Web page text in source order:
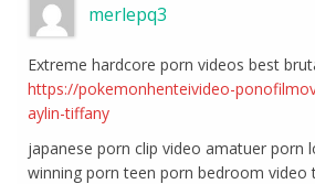
merlepq3
Extreme hardcore porn videos best
https://pokemonhenteivideo-
aylin-tiffany
japanese porn clip video amatuer porn
winning porn teen porn bedroom video